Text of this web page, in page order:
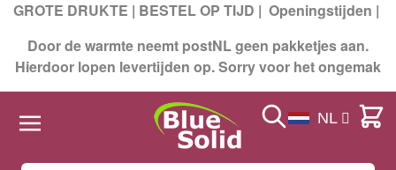
GROTE DRUKTE | BESTEL OP TIJD | Openingstijden |
Door de warmte neemt postNL geen pakketjes aan.
Hierdoor lopen levertijden op. Sorry voor het ongemak
Search NL Cart